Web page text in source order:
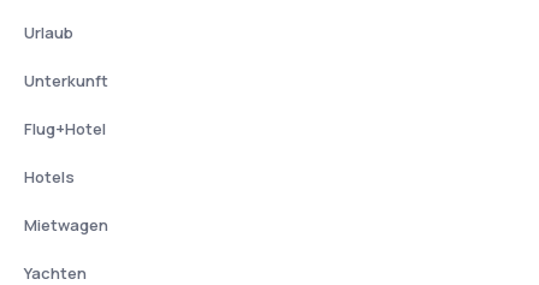
Urlaub
Unterkunft
Flug+Hotel
Hotels
Mietwagen
Yachten